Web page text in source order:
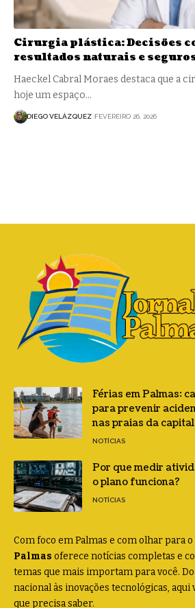
Cirurgia plástica: Decisões
resultados naturais e
Haeckel Cabral Moraes destaca que a
hoje um espaço…
DIEGO VELÁZQUEZ FEVEREIRO 26, 2026
Férias em Palmas:
para prevenir
nas praias da capital
NOTÍCIAS
Por que medir
o plano funciona?
NOTÍCIAS
Com foco em Palmas e com olhar para
Palmas oferece notícias completas e
temas que mais importam para você.
nacional às inovações tecnológicas, aqui
que precisa saber.